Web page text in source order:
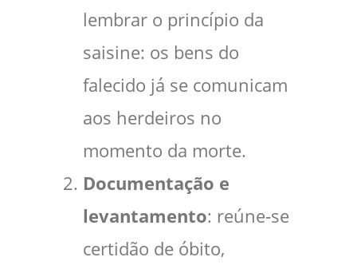
lembrar o princípio da
saisine: os bens do
falecido já se comunicam
aos herdeiros no
momento da morte.
Documentação e
levantamento: reúne‑se
certidão de óbito,